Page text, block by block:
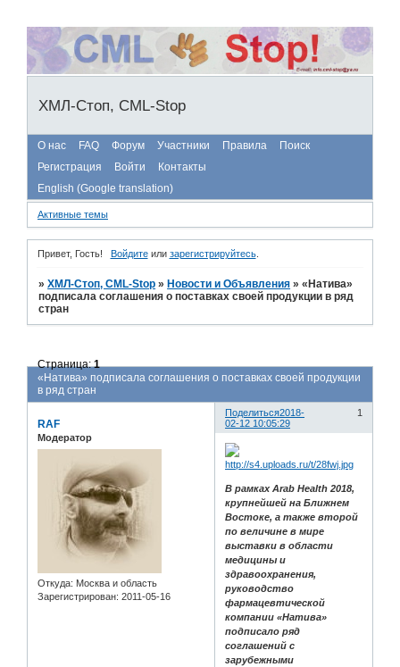
ХМЛ-Стоп, CML-Stop
О нас FAQ Форум Участники Правила
Поиск
Регистрация
Войти
Контакты
English (Google translation)
Активные темы
Привет, Гость! Войдитеили зарегистрируйтесь.
»ХМЛ-Стоп, CML-Stop » Новости и Объявления »«Натива»
подписала соглашения о поставках своей продукции в ряд
стран
«Натива» подписала соглашения о поставках своей продукции
в ряд стран
Страница:1
Поделиться 1
2018-
02-12 10:05:29
RAF
Модератор
Откуда: Москва и область
Зарегистрирован: 2011-05-16
В рамках Arab Health 2018,
крупнейшей на Ближнем
Востоке, а также второй
по величине в мире
выставки в области
медицины и
здравоохранения,
руководство
фармацевтической
компании «Натива»
подписало ряд
соглашений с
зарубежными